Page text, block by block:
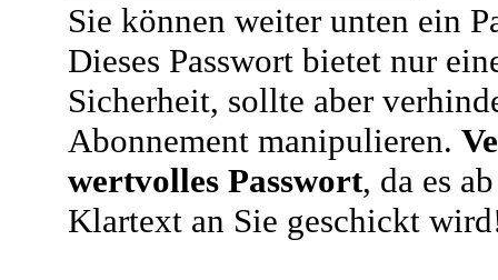
Sie können weiter unten ein
Dieses Passwort bietet nur
Sicherheit, sollte aber
Abonnement manipulieren.
wertvolles Passwort, da es
Klartext an Sie geschickt